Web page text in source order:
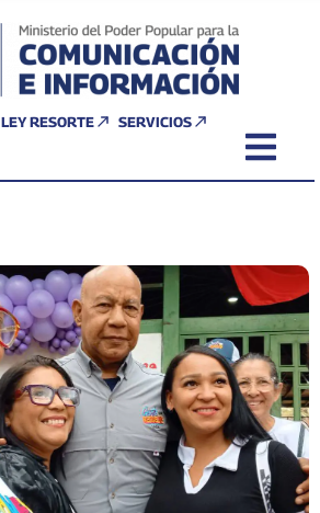
LEY RESORTE SERVICIOS